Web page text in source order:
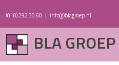
(010) 292 30 60 | info@blagroep.nl
BLA GROEP